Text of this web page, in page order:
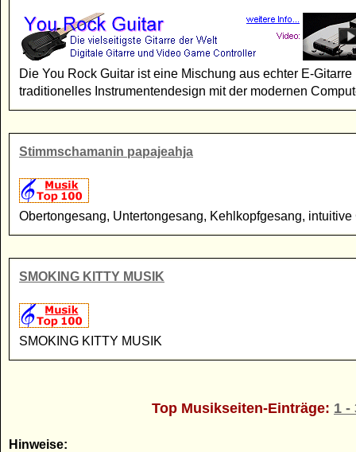
Die You Rock Guitar ist eine Mischung aus echter E-
traditionelles Instrumentendesign mit der modernen
Stimmschamanin papajeahja
Obertongesang, Untertongesang, Kehlkopfgesang,
SMOKING KITTY MUSIK
SMOKING KITTY MUSIK
Top Musikseiten-Einträge: 1 -
Hinweise: